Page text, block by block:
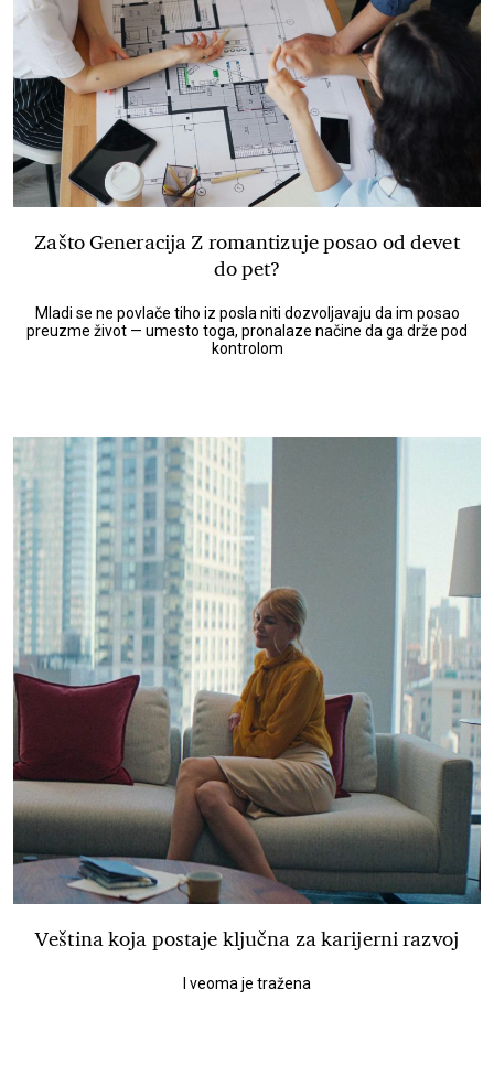
Zašto Generacija Z romantizuje posao od devet
do pet?
Mladi se ne povlače tiho iz posla niti dozvoljavaju da im posao
preuzme život — umesto toga, pronalaze načine da ga drže pod
kontrolom
Veština koja postaje ključna za karijerni razvoj
I veoma je tražena